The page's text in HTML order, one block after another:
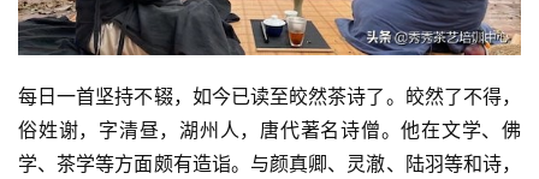
每日一首坚持不辍，如今已读至皎然茶诗了。皎然了不得，
俗姓谢，字清昼，湖州人，唐代著名诗僧。他在文学、佛
学、茶学等方面颇有造诣。与颜真卿、灵澈、陆羽等和诗，